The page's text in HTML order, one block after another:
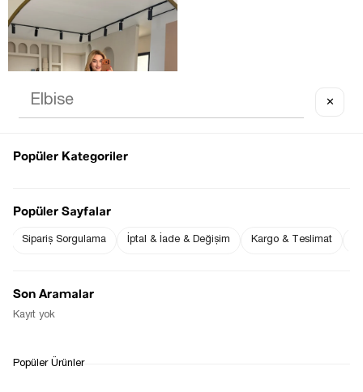
APOLETLI CEP DETAY SIYAH
✕
Popüler Kategoriler
Popüler Sayfalar
Sipariş Sorgulama İptal & İade & Değişim Kargo & Teslimat
Son Aramalar
Kayıt yok
Popüler Ürünler